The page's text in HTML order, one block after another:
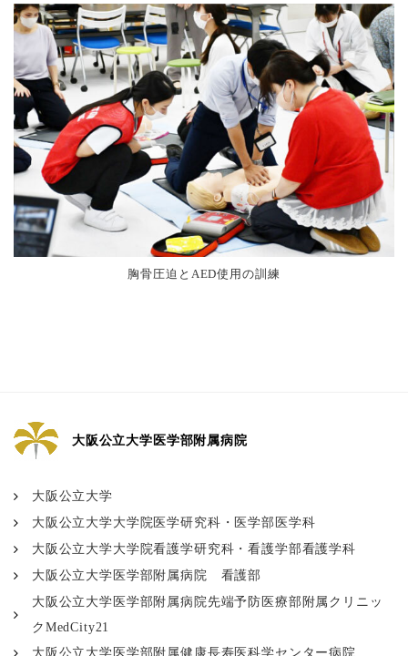
胸骨圧迫とAED使用の訓練
大阪公立大学医学部附属病院
大阪公立大学
大阪公立大学大学院医学研究科・医学部医学科
大阪公立大学大学院看護学研究科・看護学部看護学科
大阪公立大学医学部附属病院 看護部
大阪公立大学医学部附属病院先端予防医療部附属クリニッ
クMedCity21
大阪公立大学医学部附属健康長寿医科学センター病院